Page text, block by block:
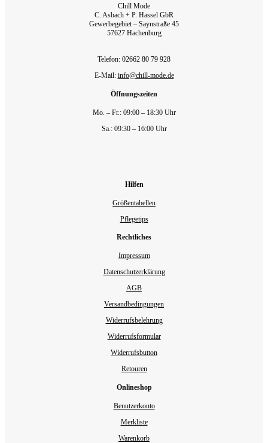
Chill Mode
C. Asbach + P. Hassel GbR
Gewerbegebiet – Saynstraße 45
57627 Hachenburg
Telefon: 02662 80 79 928‬
E-Mail: info@chill-mode.de
Öffnungszeiten
Mo. – Fr.: 09:00 – 18:30 Uhr
Sa.: 09:30 – 16:00 Uhr
Hilfen
Größentabellen
Pflegetips
Rechtliches
Impressum
Datenschutzerklärung
AGB
Versandbedingungen
Widerrufsbelehrung
Widerrufsformular
Widerrufsbutton
Retouren
Onlineshop
Benutzerkonto
Merkliste
Warenkorb